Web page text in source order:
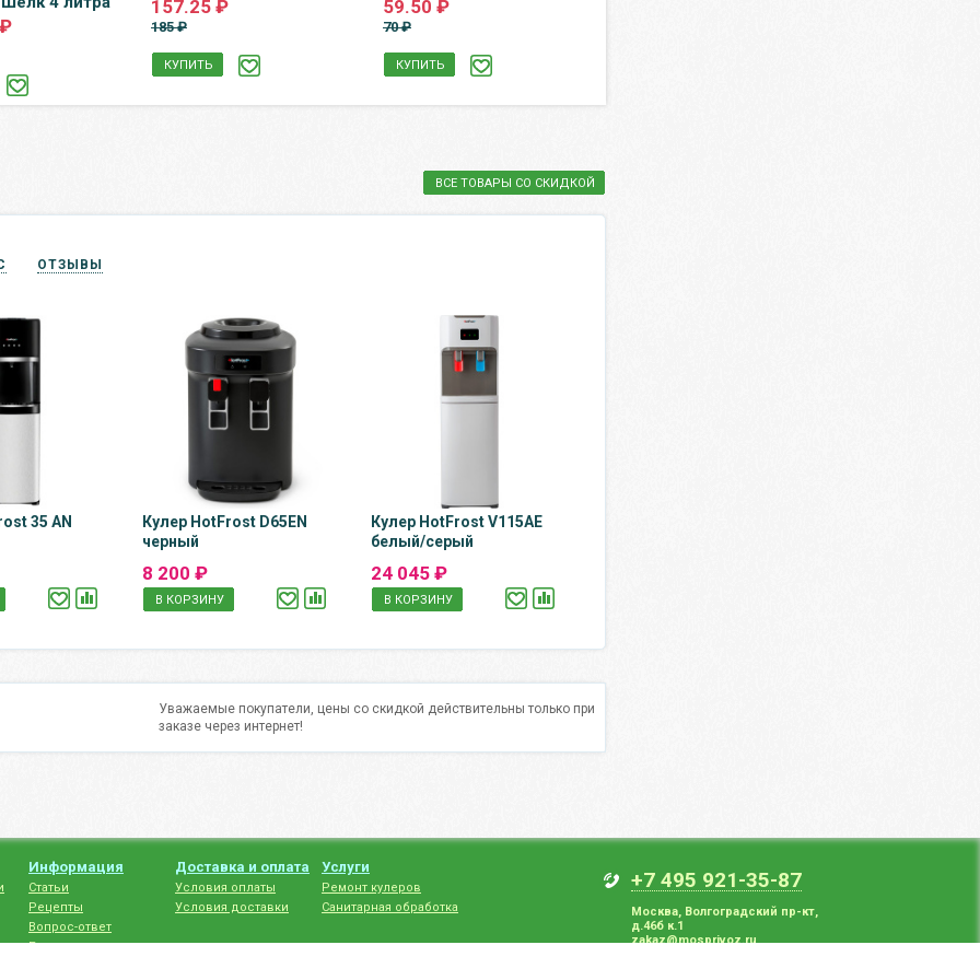
157.25 ₽
185 ₽
КУПИТЬ
59.50 ₽
70 ₽
КУПИТЬ
ВСЕ ТОВАРЫ СО СКИДКОЙ
ОТЗЫВЫ
35 AN
Кулер HotFrost D65EN
черный
8 200 ₽
В КОРЗИНУ
Кулер HotFrost V115AE
белый/серый
24 045 ₽
В КОРЗИНУ
Уважаемые покупатели, цены со скидкой действительны только при
заказе через интернет!
Информация
Статьи
Рецепты
Вопрос-ответ
Бренды
Доставка и оплата
Условия оплаты
Условия доставки
Услуги
Ремонт кулеров
Санитарная обработка
+7 495 921-35-87
Москва, Волгоградский пр-кт,
д.46б к.1
zakaz@mosprivoz.ru